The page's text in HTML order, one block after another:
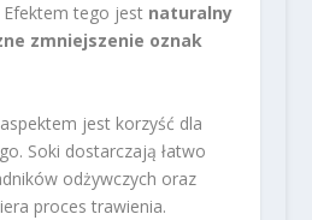
Efektem tego jest naturalny
zmniejszenie oznak
jest korzyść dla
Soki dostarczają łatwo
odżywczych oraz
proces trawienia.